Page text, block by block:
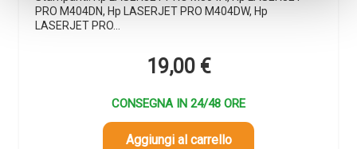
PRO M404DN, Hp LASERJET PRO M404DW, Hp
LASERJET PRO…
19,00 €
CONSEGNA IN 24/48 ORE
Aggiungi al carrello